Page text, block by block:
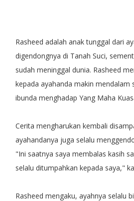
Rasheed adalah anak tunggal dari
digendongnya di Tanah Suci,
sudah meninggal dunia. Rasheed
kepada ayahanda makin mendalam
ibunda menghadap Yang Maha
Cerita mengharukan kembali
ayahandanya juga selalu
"Ini saatnya saya membalas kasih
selalu ditumpahkan kepada saya,"
Rasheed mengaku, ayahnya selalu